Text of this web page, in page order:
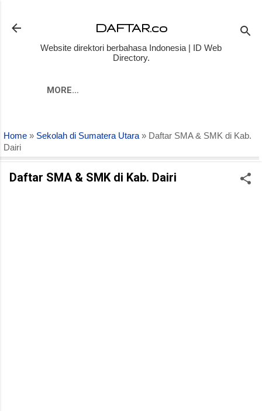
DAFTAR.co
Website direktori berbahasa Indonesia | ID Web
Directory.
MORE…
Home » Sekolah di Sumatera Utara » Daftar SMA & SMK di Kab.
Dairi
Daftar SMA & SMK di Kab. Dairi